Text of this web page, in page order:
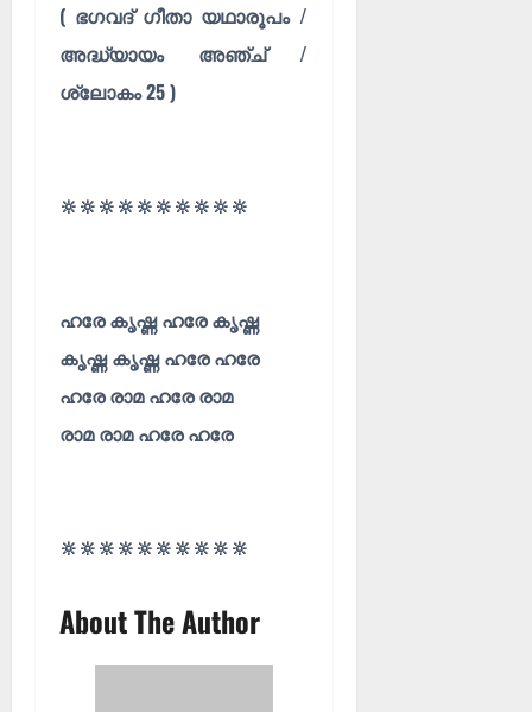
( ഭഗവദ് ഗീതാ യഥാരൂപം /
അദ്ധ്യായം അഞ്ച് /
ശ്ലോകം 25 )
🔆🔆🔆🔆🔆🔆🔆🔆🔆🔆
ഹരേ കൃഷ്ണ ഹരേ കൃഷ്ണ
കൃഷ്ണ കൃഷ്ണ ഹരേ ഹരേ
ഹരേ രാമ ഹരേ രാമ
രാമ രാമ ഹരേ ഹരേ
🔆🔆🔆🔆🔆🔆🔆🔆🔆🔆
About The Author